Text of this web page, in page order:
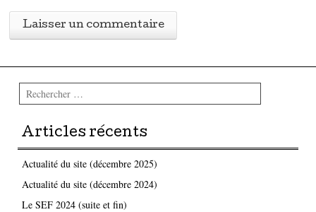
Rechercher
Articles récents
Actualité du site (décembre 2025)
Actualité du site (décembre 2024)
Le SEF 2024 (suite et fin)